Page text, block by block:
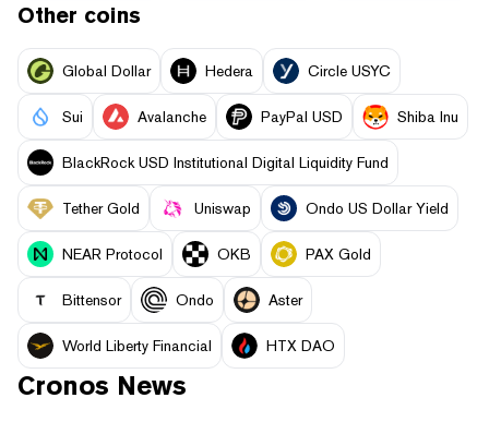
Other coins
Global Dollar Hedera Circle USYC
Sui Avalanche PayPal USD Shiba Inu
BlackRock USD Institutional Digital Liquidity Fund
Tether Gold Uniswap Ondo US Dollar Yield
NEAR Protocol OKB PAX Gold
Bittensor Ondo Aster
World Liberty Financial HTX DAO
Cronos News